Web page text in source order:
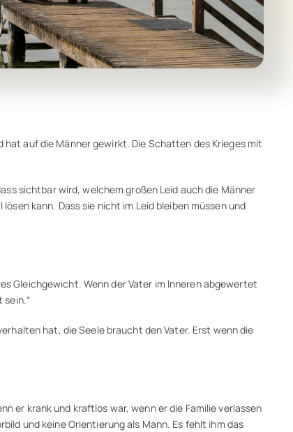
auf die Männer gewirkt. Die Schatten des Krieges mit
sichtbar wird, welchem großen Leid auch die Männer
kann. Dass sie nicht im Leid bleiben müssen und
Gleichgewicht. Wenn der Vater im Inneren abgewertet
sein.“
hat, die Seele braucht den Vater. Erst wenn die
er krank und kraftlos war, wenn er die Familie verlassen
und keine Orientierung als Mann. Es fehlt ihm das